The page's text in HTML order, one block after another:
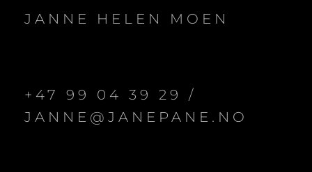
JANNE HELEN MOEN
+47 99 04 39 29 /
JANNE@JANEPANE.NO